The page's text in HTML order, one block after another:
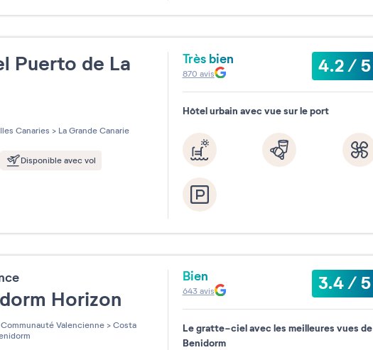
Puerto de La
sur 5
Iles Canaries > La Grande Canarie
Disponible avec vol
Très bien 4.2/5
870 avis
Hôtel urbain avec vue sur le port
Horizon
Communauté Valencienne > Costa
Bien 3.4/5
643avis
Le gratte-ciel avec les meilleures vues de
Benidorm